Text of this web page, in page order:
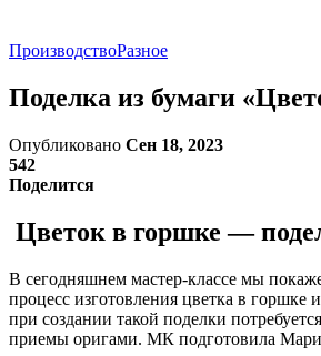
ПроизводствоРазное
Поделка из бумаги
Опубликовано Сен 18, 2023
542
Поделится
Цветок в горшке —
В сегодняшнем мастер-классе мы
процесс изготовления цветка в горшке
при создании такой поделки
приемы оригами. МК подготовила